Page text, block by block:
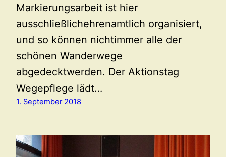
Markierungsarbeit ist hier
ausschließlichehrenamtlich organisiert,
und so können nichtimmer alle der
schönen Wanderwege
abgedecktwerden. Der Aktionstag
Wegepflege lädt…
1. September 2018